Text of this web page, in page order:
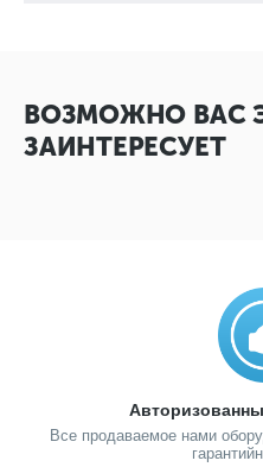
ВОЗМОЖНО ВАС
ЗАИНТЕРЕСУЕТ
Все продаваемое нами